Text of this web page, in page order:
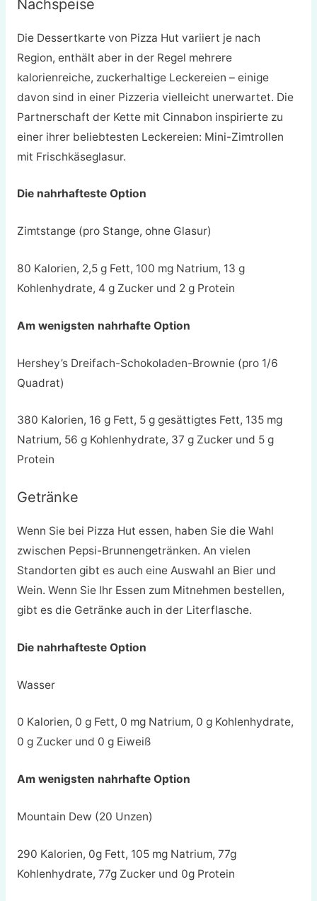
Nachspeise
Die Dessertkarte von Pizza Hut variiert je nach
Region, enthält aber in der Regel mehrere
kalorienreiche, zuckerhaltige Leckereien – einige
davon sind in einer Pizzeria vielleicht unerwartet. Die
Partnerschaft der Kette mit Cinnabon inspirierte zu
einer ihrer beliebtesten Leckereien: Mini-Zimtrollen
mit Frischkäseglasur.
Die nahrhafteste Option
Zimtstange (pro Stange, ohne Glasur)
80 Kalorien, 2,5 g Fett, 100 mg Natrium, 13 g
Kohlenhydrate, 4 g Zucker und 2 g Protein
Am wenigsten nahrhafte Option
Hershey’s Dreifach-Schokoladen-Brownie (pro 1/6
Quadrat)
380 Kalorien, 16 g Fett, 5 g gesättigtes Fett, 135 mg
Natrium, 56 g Kohlenhydrate, 37 g Zucker und 5 g
Protein
Getränke
Wenn Sie bei Pizza Hut essen, haben Sie die Wahl
zwischen Pepsi-Brunnengetränken. An vielen
Standorten gibt es auch eine Auswahl an Bier und
Wein. Wenn Sie Ihr Essen zum Mitnehmen bestellen,
gibt es die Getränke auch in der Literflasche.
Die nahrhafteste Option
Wasser
0 Kalorien, 0 g Fett, 0 mg Natrium, 0 g Kohlenhydrate,
0 g Zucker und 0 g Eiweiß
Am wenigsten nahrhafte Option
Mountain Dew (20 Unzen)
290 Kalorien, 0g Fett, 105 mg Natrium, 77g
Kohlenhydrate, 77g Zucker und 0g Protein